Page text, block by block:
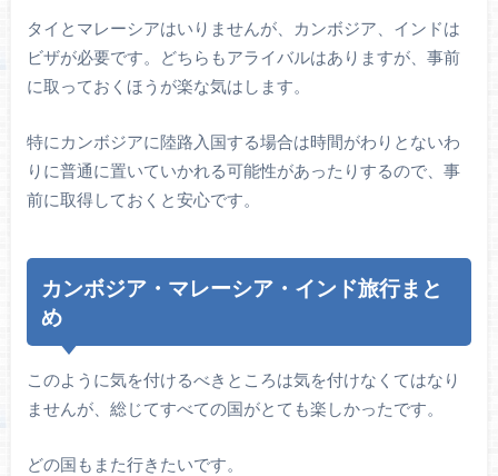
タイとマレーシアはいりませんが、カンボジア、インドは
ビザが必要です。どちらもアライバルはありますが、事前
に取っておくほうが楽な気はします。
特にカンボジアに陸路入国する場合は時間がわりとないわ
りに普通に置いていかれる可能性があったりするので、事
前に取得しておくと安心です。
カンボジア・マレーシア・インド旅行まと
め
このように気を付けるべきところは気を付けなくてはなり
ませんが、総じてすべての国がとても楽しかったです。
どの国もまた行きたいです。